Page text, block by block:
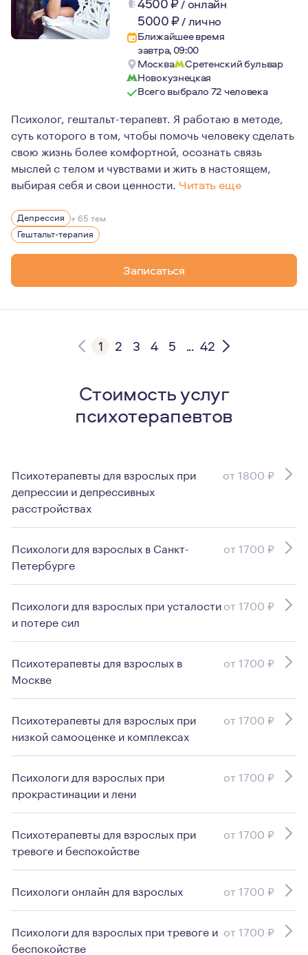
/ онлайн
5000₽/лично
Ближайшее время
завтра, 09:00
Москва
Сретенский бульвар
Новокузнецкая
Всего выбрало 72 человека
Психолог, гештальт-терапевт. Я работаю в методе,
суть которого в том, чтобы помочь человеку сделать
свою жизнь более комфортной, осознать связь
мыслей с телом и чувствами и жить в настоящем,
выбирая себя и свои ценности. Читать еще
Мне нравится высказывание основателя гештальт-
Я очень бережно и уважительно отношусь к людям, с
С чем я не работаю: зависимости (игровая,
Депрессия + 65 тем
Гештальт-терапия
Записаться
1 2 3 4 5 ... 42
Стоимость услуг
психотерапевтов
Психотерапевты для взрослых при
депрессии и депрессивных
расстройствах
от 1800 ₽
Психологи для взрослых в Санкт-
Петербурге
от 1700 ₽
Психологи для взрослых при усталости
и потере сил
от 1700 ₽
Психотерапевты для взрослых в
Москве
от 1700 ₽
Психотерапевты для взрослых при
низкой самооценке и комплексах
от 1700 ₽
Психологи для взрослых при
прокрастинации и лени
от 1700 ₽
Психотерапевты для взрослых при
тревоге и беспокойстве
от 1700 ₽
Психологи онлайн для взрослых от 1700 ₽
Психологи для взрослых при тревоге и
беспокойстве
от 1700 ₽